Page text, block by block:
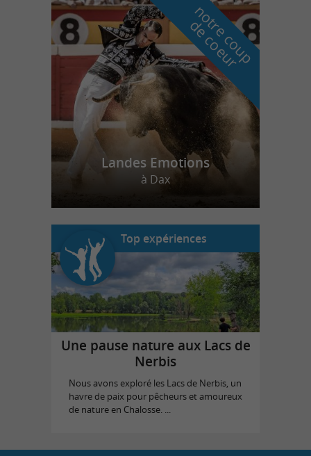
n
o
t
r
e
c
o
u
p
d
e
c
o
e
u
r
Landes Emotions
à Dax
Top expériences
Une pause nature aux Lacs de
Nerbis
Nous avons exploré les Lacs de Nerbis, un
havre de paix pour pêcheurs et amoureux
de nature en Chalosse. ...